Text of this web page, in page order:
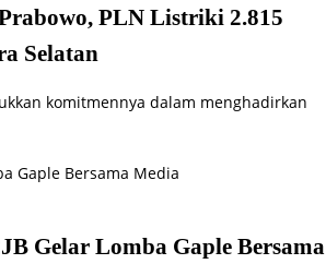
PLN Listriki 2.815
Selatan
komitmennya dalam menghadirkan
Gelar Lomba Gaple Bersama